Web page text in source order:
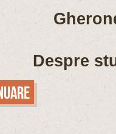
Despre